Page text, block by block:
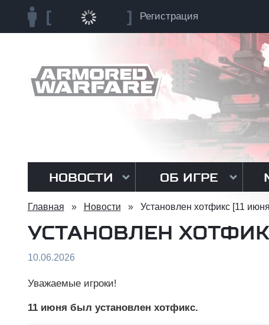
Регистрация
НОВОСТИ ОБ ИГРЕ
Главная » Новости » Установлен хотфикс [11
УСТАНОВЛЕН
10.06.2026
Уважаемые игроки!
11 июня был установлен хотфикс.